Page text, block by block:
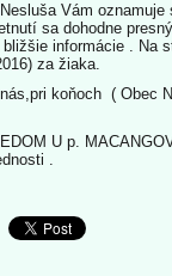
Vám
sa dohodne
informácie . Na
za žiaka.
koňoch ( Obec
U p.
.